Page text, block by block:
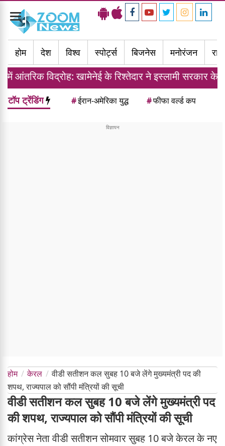
Toggle
navigation
होम
देश विश्व स्पोर्ट्स बिजनेस मनोरंजन
विद्रोह: खामेनेई के रिश्तेदार ने इस्लामी सरकार के
टॉप ट्रेंडिंग #ईरान-अमेरिका युद्ध #फीफा वर्ल्ड कप
होम केरल
वीडी सतीशन कल सुबह 10 बजे लेंगे मुख्यमंत्री पद की
शपथ, राज्यपाल को सौंपी मंत्रियों की सूची
वीडी सतीशन कल सुबह 10 बजे लेंगे मुख्यमंत्री पद
की शपथ, राज्यपाल को सौंपी मंत्रियों की सूची
कांग्रेस नेता वीडी सतीशन सोमवार सुबह 10 बजे केरल के नए